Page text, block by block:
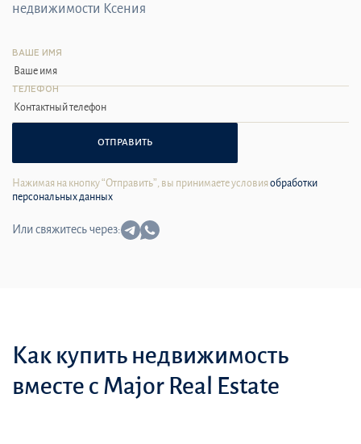
недвижимости Ксения
ВАШЕ ИМЯ
ТЕЛЕФОН
ОТПРАВИТЬ
Нажимая на кнопку “Отправить”, вы принимаете условия обработки
персональных данных
Или свяжитесь через:
Как купить недвижимость
вместе с Major Real Estate